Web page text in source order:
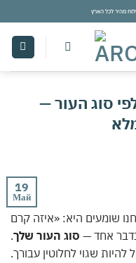
to
content
סוג העור —
19
Май
שומעים היא: «איזה קרם
אחד — סוג העור שלך.
שגוי לחלוטין עבורך.